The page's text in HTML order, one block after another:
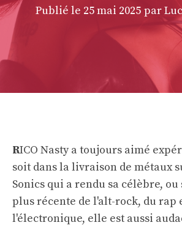
Publié le 25 mai 2025 par
RICO Nasty a toujours aimé
soit dans la livraison de métaux
Sonics qui a rendu sa célèbre,
plus récente de l'alt-rock, du rap
l'électronique, elle est aussi